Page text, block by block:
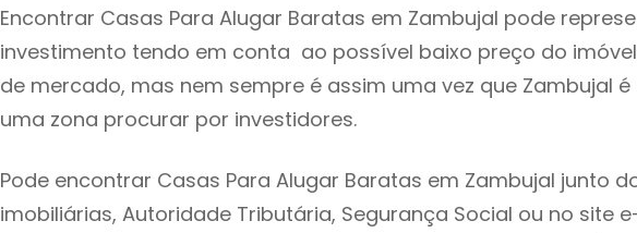
Encontrar Casas Para Alugar Baratas em Zambujal pode
investimento tendo em conta ao possível baixo preço do
de mercado, mas nem sempre é assim uma vez que Zambujal
uma zona procurar por investidores.
Pode encontrar Casas Para Alugar Baratas em Zambujal junto
imobiliárias, Autoridade Tributária, Segurança Social ou no site